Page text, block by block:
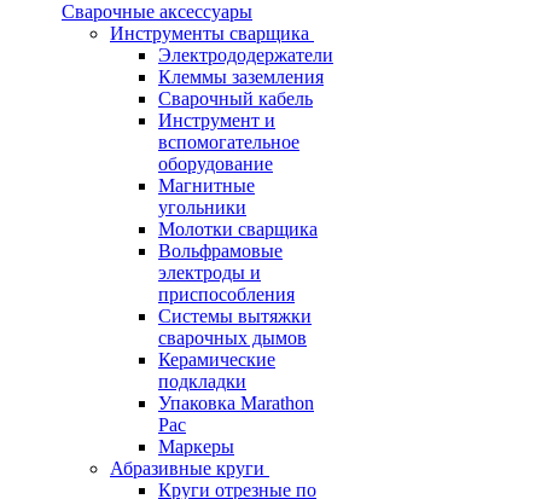
Сварочные аксессуары
Инструменты сварщика
Электрододержатели
Клеммы заземления
Сварочный кабель
Инструмент и
вспомогательное
оборудование
Магнитные
угольники
Молотки сварщика
Вольфрамовые
электроды и
приспособления
Системы вытяжки
сварочных дымов
Керамические
подкладки
Упаковка Marathon
Pac
Маркеры
Абразивные круги
Круги отрезные по